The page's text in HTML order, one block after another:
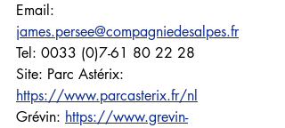
Email:
james.persee@compagniedesalpes.fr
Tel: 0033 (0)7-61 80 22 28
Site: Parc Astérix:
https://www.parcasterix.fr/nl
Grévin: https://www.grevin-